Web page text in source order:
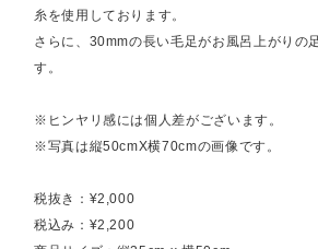
糸を使用しております。
さらに、30mmの長い毛足がお風呂上がりの
す。
※ヒンヤリ感には個人差がございます。
※写真は縦50cmX横70cmの画像です。
税抜き：¥2,000
税込み：¥2,200